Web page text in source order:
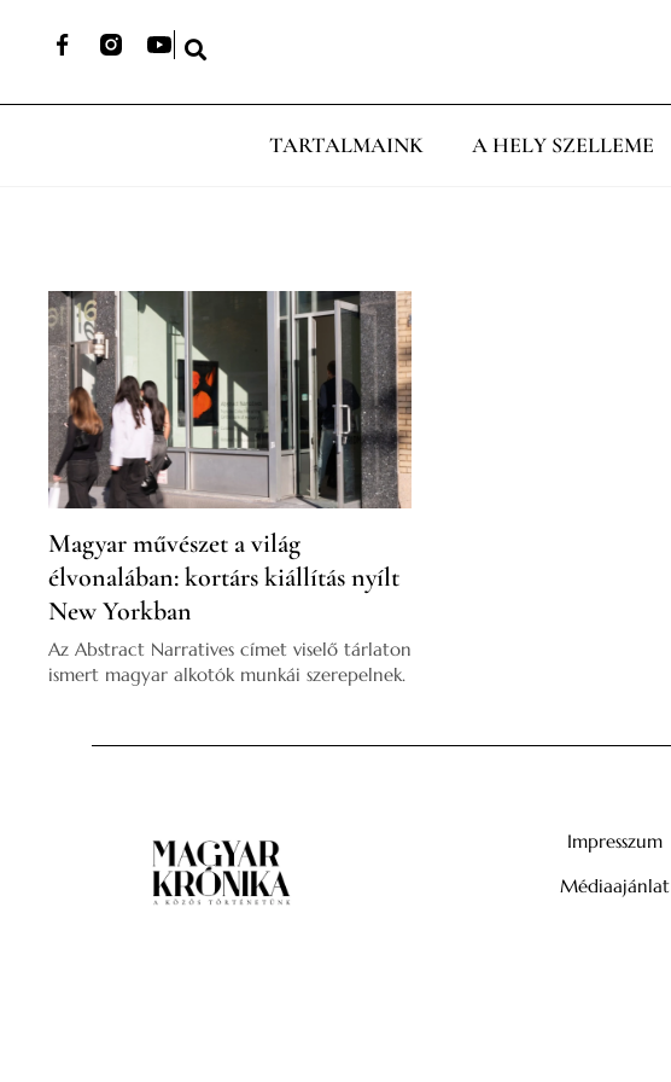
TARTALMAINK A HELY SZELLEME
Magyar művészet a világ
élvonalában: kortárs kiállítás nyílt
New Yorkban
Az Abstract Narratives címet viselő tárlaton
ismert magyar alkotók munkái szerepelnek.
Impresszum
Médiaajánlat